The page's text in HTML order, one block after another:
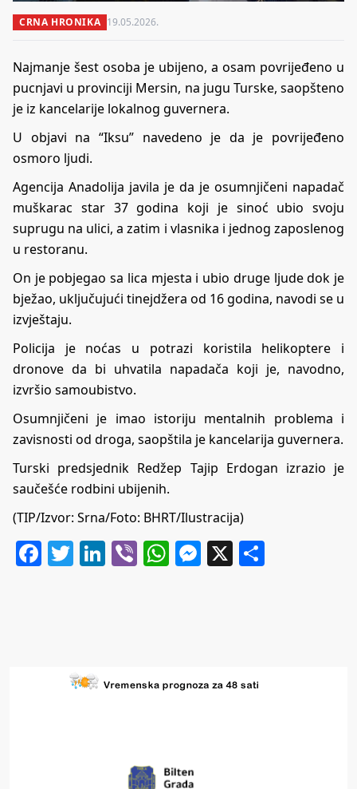
CRNA HRONIKA 19.05.2026.
Najmanje šest osoba je ubijeno, a osam povrijeđeno u
pucnjavi u provinciji Mersin, na jugu Turske, saopšteno
je iz kancelarije lokalnog guvernera.
U objavi na “Iksu” navedeno je da je povrijeđeno
osmoro ljudi.
Agencija Anadolija javila je da je osumnjičeni napadač
muškarac star 37 godina koji je sinoć ubio svoju
suprugu na ulici, a zatim i vlasnika i jednog zaposlenog
u restoranu.
On je pobjegao sa lica mjesta i ubio druge ljude dok je
bježao, uključujući tinejdžera od 16 godina, navodi se u
izvještaju.
Policija je noćas u potrazi koristila helikoptere i
dronove da bi uhvatila napadača koji je, navodno,
izvršio samoubistvo.
Osumnjičeni je imao istoriju mentalnih problema i
zavisnosti od droga, saopštila je kancelarija guvernera.
Turski predsjednik Redžep Tajip Erdogan izrazio je
saučešće rodbini ubijenih.
(TIP/Izvor: Srna/Foto: BHRT/Ilustracija)
Facebook
Twitter
LinkedIn
ViberWhatsApp
Messenger
X